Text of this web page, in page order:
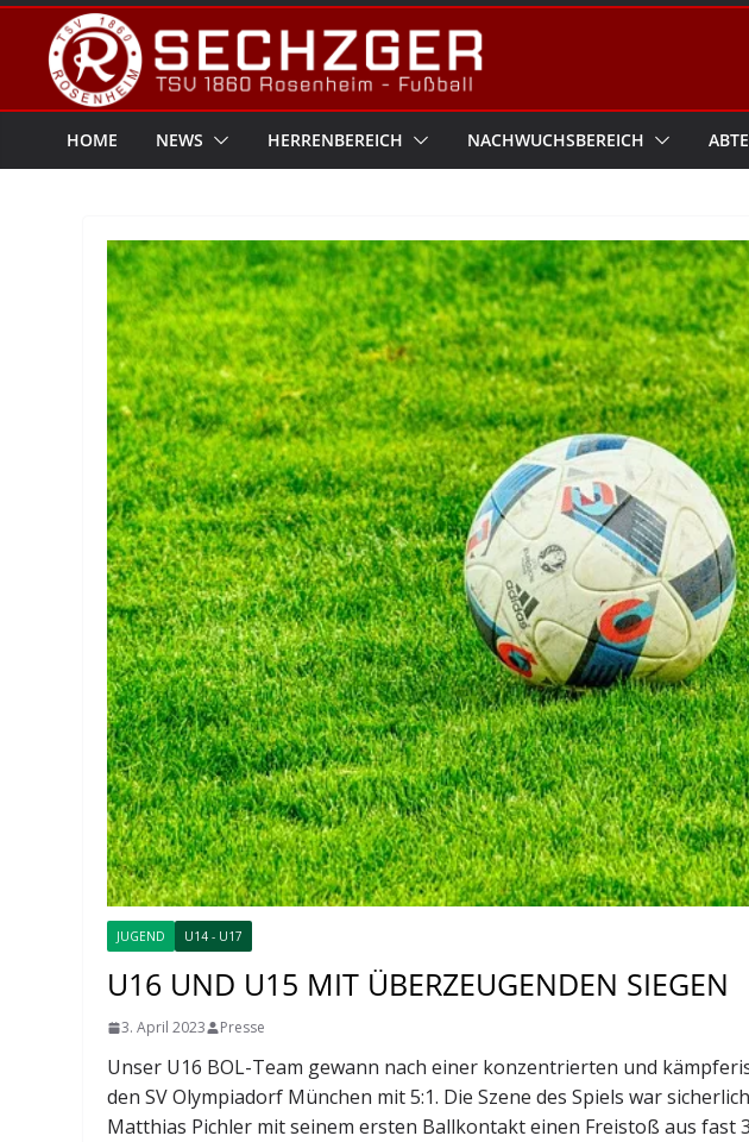
Zum
Inhalt
springen
HOME NEWS HERRENBEREICH NACHWUCHSBEREICH
JUGEND U14 - U17
U16 UND U15 MIT ÜBERZEUGENDEN SIEGEN
3. April 2023 Presse
Unser U16 BOL-Team gewann nach einer konzentrierten und
den SV Olympiadorf München mit 5:1. Die Szene des Spiels war
Matthias Pichler mit seinem ersten Ballkontakt einen Freistoß aus fast